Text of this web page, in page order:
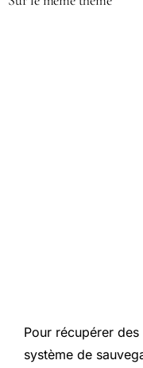
Pour récupérer
système de